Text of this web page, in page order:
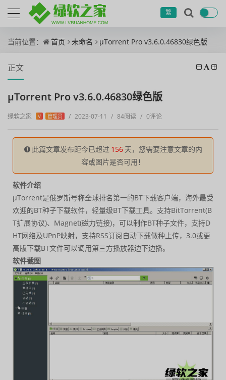
繁
当前位置： 首页 未命名 μTorrent Pro v3.6.0.46830绿色版
正文
μTorrent Pro v3.6.0.46830绿色版
绿软之家 V 管理员 / 2023-07-11 / 84阅读 / 0评论
此篇文章发布距今已超过 156 天，您需要注意文章的内
容或图片是否可用！
软件介绍
μTorrent是俄罗斯号称全球排名第一的BT下载客户端，海外最受
欢迎的BT种子下载软件，轻量级BT下载工具。支持BitTorrent(B
T扩展协议)、Magnet(磁力链接)，可以制作BT种子文件，支持D
HT网络及UPnP映射，支持RSS订阅自动下载做种上传，3.0或更
高版下载BT文件可以调用第三方播放器边下边播。
软件截图